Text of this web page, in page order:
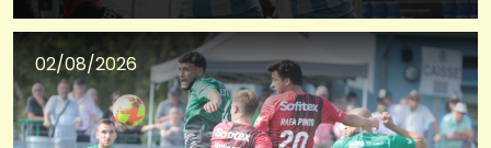
02/08/2026